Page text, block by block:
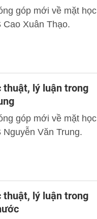
góp mới về mặt học
Cao Xuân Thạo.
thuật, lý luận trong
góp mới về mặt học
Văn Trung.
thuật, lý luận trong